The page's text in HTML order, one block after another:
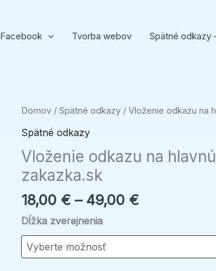
Facebook Tvorba webov Spätné odkazy
Domov / Spätné odkazy / Vloženie odkazu na
Spätné odkazy
Vloženie odkazu na
zakazka.sk
18,00 € – 49,00 €
Price
through
Dĺžka zverejnenia
množstvo
Vloženie
odkazu
na
hlavnú
zakazka.sk